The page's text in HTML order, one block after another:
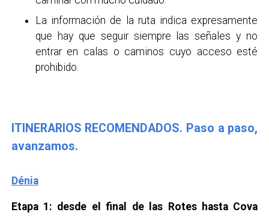
La información de la ruta indica expresamente
que hay que seguir siempre las señales y no
entrar en calas o caminos cuyo acceso esté
prohibido.
ITINERARIOS RECOMENDADOS. Paso a paso,
avanzamos.
Dénia
Etapa 1: desde el final de las Rotes hasta Cova